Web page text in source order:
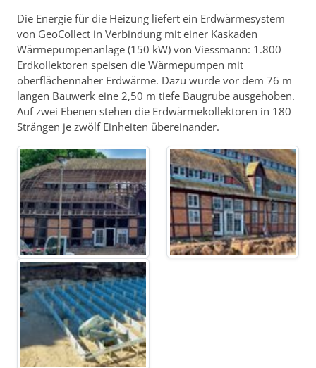
Die Energie für die Heizung liefert ein Erdwärmesystem
von GeoCollect in Verbindung mit einer Kaskaden
Wärmepumpenanlage (150 kW) von Viessmann: 1.800
Erdkollektoren speisen die Wärmepumpen mit
oberflächennaher Erdwärme. Dazu wurde vor dem 76 m
langen Bauwerk eine 2,50 m tiefe Baugrube ausgehoben.
Auf zwei Ebenen stehen die Erdwärmekollektoren in 180
Strängen je zwölf Einheiten übereinander.